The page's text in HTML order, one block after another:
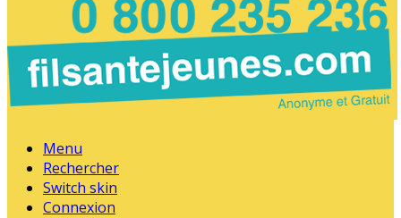
Menu
Rechercher
Switch skin
Connexion